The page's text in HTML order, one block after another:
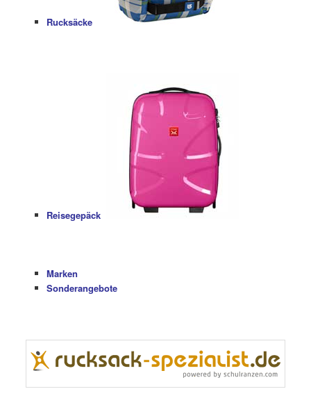
Rucksäcke
Reisegepäck
Marken
Sonderangebote